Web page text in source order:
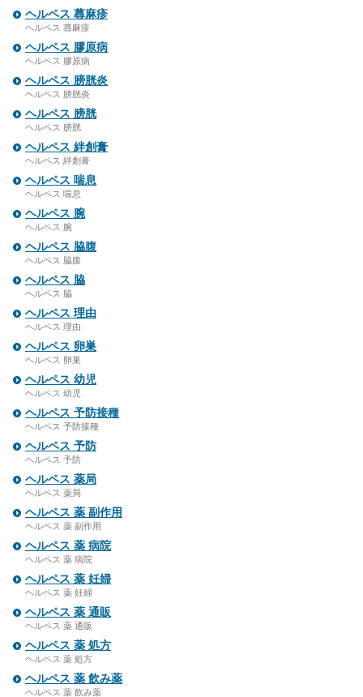
ヘルペス 蕁麻疹
ヘルペス 蕁麻疹
ヘルペス 膠原病
ヘルペス 膠原病
ヘルペス 膀胱炎
ヘルペス 膀胱炎
ヘルペス 膀胱
ヘルペス 膀胱
ヘルペス 絆創膏
ヘルペス 絆創膏
ヘルペス 喘息
ヘルペス 喘息
ヘルペス 腕
ヘルペス 腕
ヘルペス 脇腹
ヘルペス 脇腹
ヘルペス 脇
ヘルペス 脇
ヘルペス 理由
ヘルペス 理由
ヘルペス 卵巣
ヘルペス 卵巣
ヘルペス 幼児
ヘルペス 幼児
ヘルペス 予防接種
ヘルペス 予防接種
ヘルペス 予防
ヘルペス 予防
ヘルペス 薬局
ヘルペス 薬局
ヘルペス 薬 副作用
ヘルペス 薬 副作用
ヘルペス 薬 病院
ヘルペス 薬 病院
ヘルペス 薬 妊婦
ヘルペス 薬 妊婦
ヘルペス 薬 通販
ヘルペス 薬 通販
ヘルペス 薬 処方
ヘルペス 薬 処方
ヘルペス 薬 飲み薬
ヘルペス 薬 飲み薬